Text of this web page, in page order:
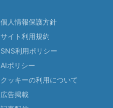
個人情報保護方針
サイト利用規約
SNS利用ポリシー
AIポリシー
クッキーの利用について
広告掲載